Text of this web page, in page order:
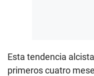
Esta tendencia
primeros cuatro